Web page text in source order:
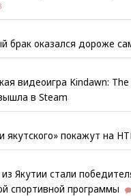
брак оказался дороже
видеоигра Kindawn: The
в Steam
якутского» покажут на
Якутии стали
спортивной программы